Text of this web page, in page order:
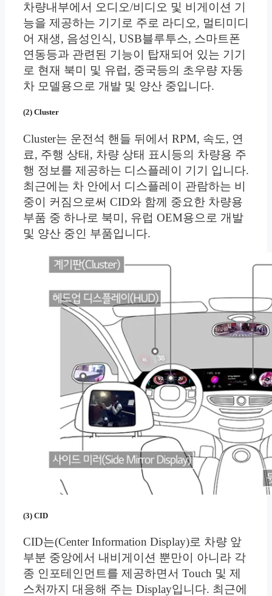
차량내부에서 오디오/비디오 및 비게이션 기
능을 제공하는 기기로 주로 라디오, 멀티미디
어 재생, 음성인식, USB블루투스, 스마트폰
연동등과 관련된 기능이 탑재되어 있는 기기
로 현재 북미 및 유럽, 중국등의 초우량 자동
차 모델용으로 개발 및 양산 중입니다.
(2) Cluster
Cluster는 운전석 핸들 뒤에서 RPM, 속도, 연
료, 주행 상태, 차량 상태 표시등의 차량용 주
행 정보를 제공하는 디스플레이 기기 입니다.
최근에는 차 안에서 디스플레이 관람하는 비
중이 커짐으로써 CID와 함께 중요한 차량용
부품 중 하나로 북미, 유럽 OEM용으로 개발
및 양산 중인 부품입니다.
(3) CID
CID는(Center Information Display)로 차량 앞
부분 중앙에서 내비게이션 뿐만이 아니라 각
종 인포테인먼트를 제공하면서 Touch 및 제
스처까지 대응해 주는 Display입니다. 최근에